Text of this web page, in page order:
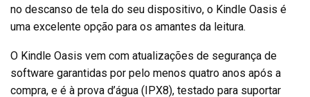
no descanso de tela do seu dispositivo, o Kindle Oasis é
uma excelente opção para os amantes da leitura.
O Kindle Oasis vem com atualizações de segurança de
software garantidas por pelo menos quatro anos após a
compra, e é à prova d’água (IPX8), testado para suportar